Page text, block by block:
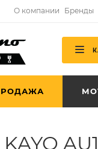
О компании Бренды